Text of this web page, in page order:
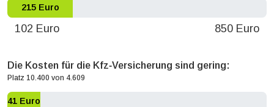
215 Euro
102 Euro 850 Euro
Die Kosten für die Kfz‐Versicherung sind gering:
Platz 10.400 von 4.609
41 Euro